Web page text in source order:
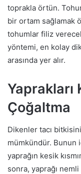
toprakla örtün.
bir ortam sağlamak
tohumlar filiz
yöntemi, en kolay
arasında yer alır.
Yaprakları
Çoğaltma
Dikenler tacı
mümkündür. Bunun
yaprağın kesik
sonra, yaprağı